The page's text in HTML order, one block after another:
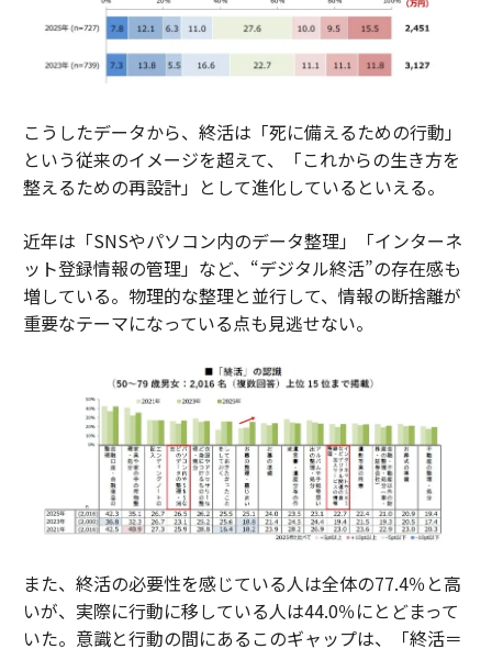
こうしたデータから、終活は「死に備えるための行動」
という従来のイメージを超えて、「これからの生き方を
整えるための再設計」として進化しているといえる。
近年は「SNSやパソコン内のデータ整理」「インターネ
ット登録情報の管理」など、“デジタル終活”の存在感も
増している。物理的な整理と並行して、情報の断捨離が
重要なテーマになっている点も見逃せない。
また、終活の必要性を感じている人は全体の77.4％と高
いが、実際に行動に移している人は44.0％にとどまって
いた。意識と行動の間にあるこのギャップは、「終活＝